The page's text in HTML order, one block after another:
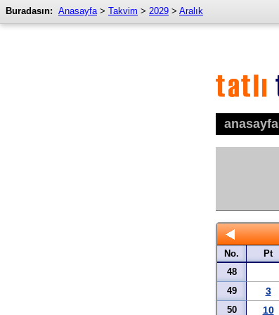
anasayfa
Buradasın: Anasayfa> Takvim > 2029 > Aralık
No. Pt
48
49 3
50 10